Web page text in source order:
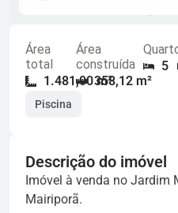
Área
total
1.481,00 m²
Área
construída
358,12 m²
5
Piscina
Descrição do imóvel
Imóvel à venda no
Mairiporã.